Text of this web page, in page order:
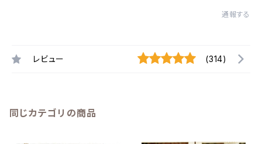
通報する
レビュー (314)
同じカテゴリの商品